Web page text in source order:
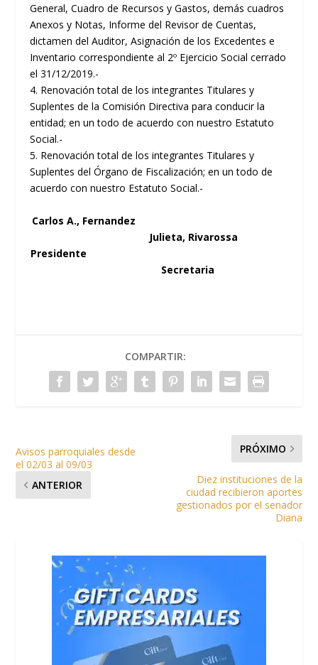
General, Cuadro de Recursos y Gastos, demás cuadros
Anexos y Notas, Informe del Revisor de Cuentas,
dictamen del Auditor, Asignación de los Excedentes e
Inventario correspondiente al 2º Ejercicio Social cerrado
el 31/12/2019.-
4. Renovación total de los integrantes Titulares y
Suplentes de la Comisión Directiva para conducir la
entidad; en un todo de acuerdo con nuestro Estatuto
Social.-
5. Renovación total de los integrantes Titulares y
Suplentes del Órgano de Fiscalización; en un todo de
acuerdo con nuestro Estatuto Social.-
Carlos A., Fernandez
Julieta, Rivarossa
Presidente
Secretaria
COMPARTIR:
Avisos parroquiales desde
el 02/03 al 09/03
ANTERIOR
PRÓXIMO
Diez instituciones de la
ciudad recibieron aportes
gestionados por el senador
Diana